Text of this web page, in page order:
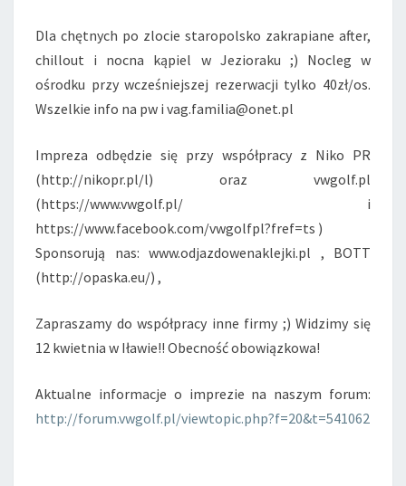
Dla chętnych po zlocie staropolsko zakrapiane after,
chillout i nocna kąpiel w Jezioraku ;) Nocleg w
ośrodku przy wcześniejszej rezerwacji tylko 40zł/os.
Wszelkie info na pw i vag.familia@onet.pl
Impreza odbędzie się przy współpracy z Niko PR
(http://nikopr.pl/l) oraz vwgolf.pl
(https://www.vwgolf.pl/ i
https://www.facebook.com/vwgolfpl?fref=ts )
Sponsorują nas: www.odjazdowenaklejki.pl , BOTT
(http://opaska.eu/) ,
Zapraszamy do współpracy inne firmy ;) Widzimy się
12 kwietnia w Iławie!! Obecność obowiązkowa!
Aktualne informacje o imprezie na naszym forum:
http://forum.vwgolf.pl/viewtopic.php?f=20&t=541062